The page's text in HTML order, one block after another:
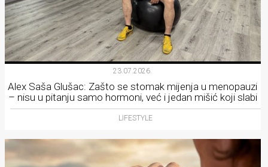
23.07.2026.
Alex Saša Glušac: Zašto se stomak mijenja u menopauzi
– nisu u pitanju samo hormoni, već i jedan mišić koji slabi
LIFESTYLE